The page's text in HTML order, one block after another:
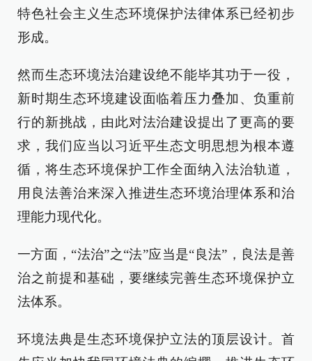
特色社会主义生态环境保护法律体系已经初步
形成。
然而生态环境法治建设绝不能毕其功于一役，
新时期生态环境建设面临着压力叠加、负重前
行的新挑战，由此对法治建设提出了更高的要
求，我们应当以习近平生态文明思想为根本遵
循，将生态环境保护工作全面纳入法治轨道，
用良法善治来深入推进生态环境治理体系和治
理能力现代化。
一方面，“法治”之“法”应当是“良法”，良法是善
治之前提和基础，要继续完善生态环境保护立
法体系。
环境法典是生态环境保护立法的顶层设计。首